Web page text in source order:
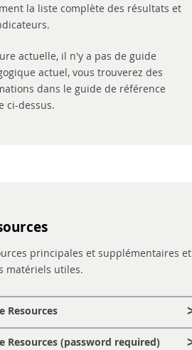
la liste complète des résultats et
actuelle, il n'y a pas de guide
actuel, vous trouverez des
dans le guide de référence
ci-dessus.
principales et supplémentaires et
matériels utiles.
Resources
Resources (password required)